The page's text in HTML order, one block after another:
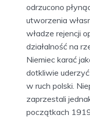
odrzucono
utworzenia
władze rejencji
działalność na
Niemiec karać
dotkliwie
w ruch polski.
zaprzestali
początkach